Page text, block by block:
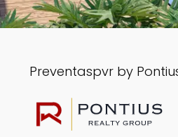
Preventaspvr by